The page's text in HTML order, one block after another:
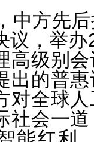
中方先
议，举
高级别
出的普
对全球
社会一